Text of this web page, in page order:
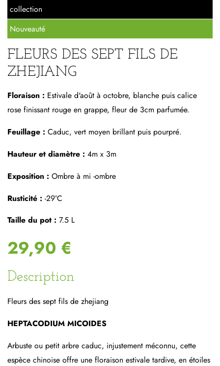
collection
Nouveauté
FLEURS DES SEPT FILS DE
ZHEJIANG
Floraison : Estivale d'août à octobre, blanche puis calice
rose finissant rouge en grappe, fleur de 3cm parfumée.
Feuillage : Caduc, vert moyen brillant puis pourpré.
Hauteur et diamètre : 4m x 3m
Exposition : Ombre à mi -ombre
Rusticité : -29°C
Taille du pot : 7.5 L
29,90 €
Description
Fleurs des sept fils de zhejiang
HEPTACODIUM MICOIDES
Arbuste ou petit arbre caduc, injustement méconnu, cette
espèce chinoise offre une floraison estivale tardive, en étoiles